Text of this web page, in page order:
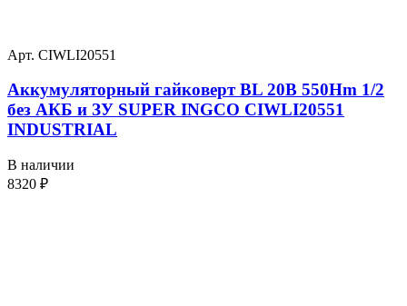
Арт. CIWLI20551
Аккумуляторный гайковерт BL 20В 550Hm 1/2
без АКБ и ЗУ SUPER INGCO CIWLI20551
INDUSTRIAL
В наличии
8320 ₽